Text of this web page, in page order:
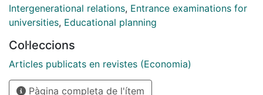
admitted students, but distorts pre-college
educational investments. The welfare-maximising
with income-based quotas, while higher-income
applicants face fiercer competition in college
admissions. The optimal policy reduces
intergenerational persistence of earnings by 5.7% and
Intergenerational relations, Entrance examinations for
universities, Educational planning
Col·leccions
Articles publicats en revistes (Economia)
Pàgina completa de l'ítem